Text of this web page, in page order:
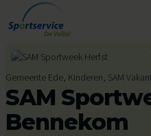
Ga naar de inhoud
Gemeente Ede, Kinderen, SAM
SAM
Bennekom